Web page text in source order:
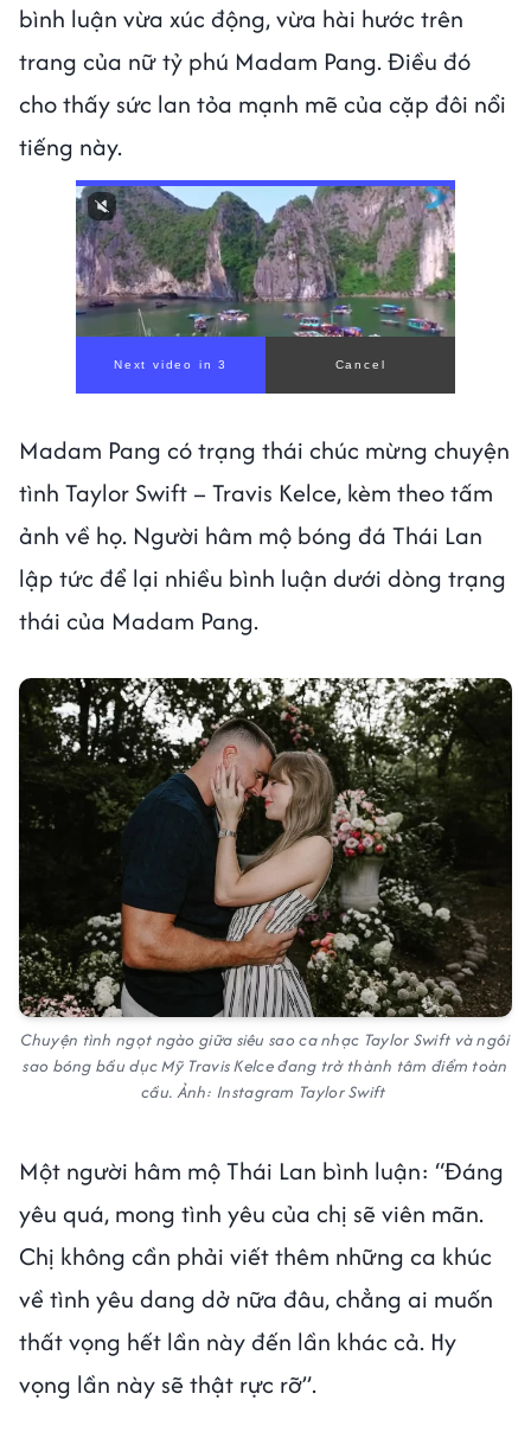
bình luận vừa xúc động, vừa hài hước trên
trang của nữ tỷ phú Madam Pang. Điều đó
cho thấy sức lan tỏa mạnh mẽ của cặp đôi nổi
tiếng này.
Madam Pang có trạng thái chúc mừng chuyện
tình Taylor Swift – Travis Kelce, kèm theo tấm
ảnh về họ. Người hâm mộ bóng đá Thái Lan
lập tức để lại nhiều bình luận dưới dòng trạng
thái của Madam Pang.
Chuyện tình ngọt ngào giữa siêu sao ca nhạc Taylor Swift và ngôi
sao bóng bầu dục Mỹ Travis Kelce đang trở thành tâm điểm toàn
cầu. Ảnh: Instagram Taylor Swift
Một người hâm mộ Thái Lan bình luận: “Đáng
yêu quá, mong tình yêu của chị sẽ viên mãn.
Chị không cần phải viết thêm những ca khúc
về tình yêu dang dở nữa đâu, chẳng ai muốn
thất vọng hết lần này đến lần khác cả. Hy
vọng lần này sẽ thật rực rỡ”.